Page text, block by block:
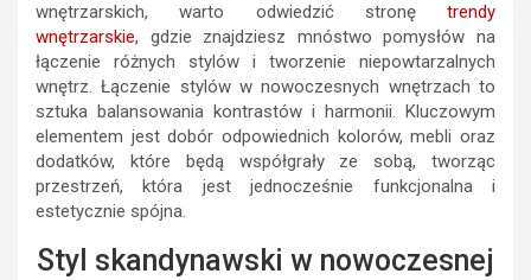
wnętrzarskich, warto odwiedzić stronę trendy
wnętrzarskie, gdzie znajdziesz mnóstwo pomysłów na
łączenie różnych stylów i tworzenie niepowtarzalnych
wnętrz. Łączenie stylów w nowoczesnych wnętrzach to
sztuka balansowania kontrastów i harmonii. Kluczowym
elementem jest dobór odpowiednich kolorów, mebli oraz
dodatków, które będą współgrały ze sobą, tworząc
przestrzeń, która jest jednocześnie funkcjonalna i
estetycznie spójna.
Styl skandynawski w nowoczesnej